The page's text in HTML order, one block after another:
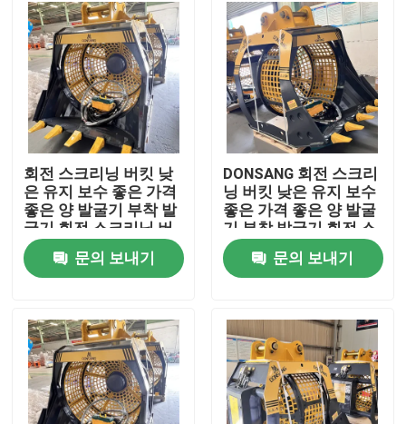
집
제품
회전 스크리닝 버킷 낮
은 유지 보수 좋은 가격
좋은 양 발굴기 부착 발
굴기 회전 스크리닝 버
크 분쇄 버킷 회전 스크
리닝 공장문의 보내기
DONSANG 회전 스크리
닝 버킷 낮은 유지 보수
좋은 가격 좋은 양 발굴
기 부착 발굴기 회전 스
크리닝 버크 분쇄 버킷
회전 스크리닝 공장
문의 보내기